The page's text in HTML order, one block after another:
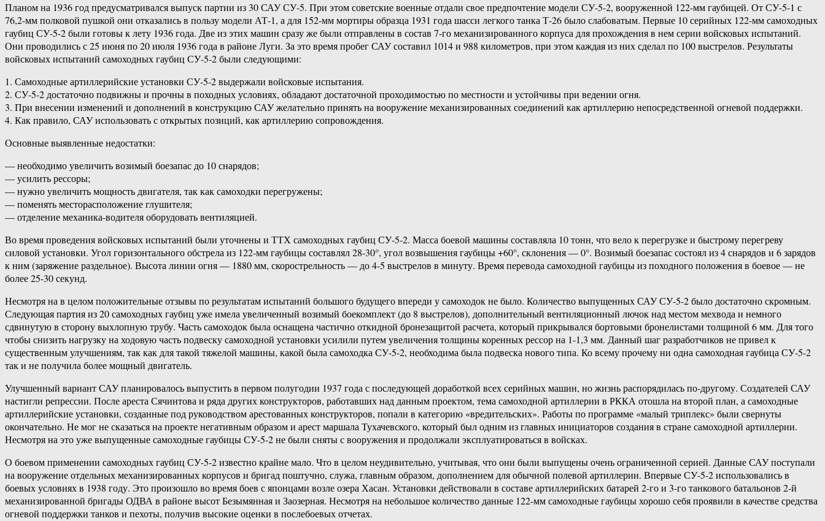
Планом на 1936 год предусматривался выпуск партии из 30 САУ СУ-5. При этом советские военные отдали свое предпочтение модели СУ-5-2, вооруженной 122-мм гаубицей. От СУ-5-1 с
76,2-мм полковой пушкой они отказались в пользу модели АТ-1, а для 152-мм мортиры образца 1931 года шасси легкого танка Т-26 было слабоватым. Первые 10 серийных 122-мм самоходных
гаубиц СУ-5-2 были готовы к лету 1936 года. Две из этих машин сразу же были отправлены в состав 7-го механизированного корпуса для прохождения в нем серии войсковых испытаний.
Они проводились с 25 июня по 20 июля 1936 года в районе Луги. За это время пробег САУ составил 1014 и 988 километров, при этом каждая из них сделал по 100 выстрелов. Результаты
войсковых испытаний самоходных гаубиц СУ-5-2 были следующими:
1. Самоходные артиллерийские установки СУ-5-2 выдержали войсковые испытания.
2. СУ-5-2 достаточно подвижны и прочны в походных условиях, обладают достаточной проходимостью по местности и устойчивы при ведении огня.
3. При внесении изменений и дополнений в конструкцию САУ желательно принять на вооружение механизированных соединений как артиллерию непосредственной огневой поддержки.
4. Как правило, САУ использовать с открытых позиций, как артиллерию сопровождения.
Основные выявленные недостатки:
— необходимо увеличить возимый боезапас до 10 снарядов;
— усилить рессоры;
— нужно увеличить мощность двигателя, так как самоходки перегружены;
— поменять месторасположение глушителя;
— отделение механика-водителя оборудовать вентиляцией.
Во время проведения войсковых испытаний были уточнены и ТТХ самоходных гаубиц СУ-5-2. Масса боевой машины составляла 10 тонн, что вело к перегрузке и быстрому перегреву
силовой установки. Угол горизонтального обстрела из 122-мм гаубицы составлял 28-30°, угол возвышения гаубицы +60°, склонения — 0°. Возимый боезапас состоял из 4 снарядов и 6 зарядов
к ним (заряжение раздельное). Высота линии огня — 1880 мм, скорострельность — до 4-5 выстрелов в минуту. Время перевода самоходной гаубицы из походного положения в боевое — не
более 25-30 секунд.
Несмотря на в целом положительные отзывы по результатам испытаний большого будущего впереди у самоходок не было. Количество выпущенных САУ СУ-5-2 было достаточно скромным.
Следующая партия из 20 самоходных гаубиц уже имела увеличенный возимый боекомплект (до 8 выстрелов), дополнительный вентиляционный лючок над местом мехвода и немного
сдвинутую в сторону выхлопную трубу. Часть самоходок была оснащена частично откидной бронезащитой расчета, который прикрывался бортовыми бронелистами толщиной 6 мм. Для того
чтобы снизить нагрузку на ходовую часть подвеску самоходной установки усилили путем увеличения толщины коренных рессор на 1-1,3 мм. Данный шаг разработчиков не привел к
существенным улучшениям, так как для такой тяжелой машины, какой была самоходка СУ-5-2, необходима была подвеска нового типа. Ко всему прочему ни одна самоходная гаубица СУ-5-2
так и не получила более мощный двигатель.
Улучшенный вариант САУ планировалось выпустить в первом полугодии 1937 года с последующей доработкой всех серийных машин, но жизнь распорядилась по-другому. Создателей САУ
настигли репрессии. После ареста Сячинтова и ряда других конструкторов, работавших над данным проектом, тема самоходной артиллерии в РККА отошла на второй план, а самоходные
артиллерийские установки, созданные под руководством арестованных конструкторов, попали в категорию «вредительских». Работы по программе «малый триплекс» были свернуты
окончательно. Не мог не сказаться на проекте негативным образом и арест маршала Тухачевского, который был одним из главных инициаторов создания в стране самоходной артиллерии.
Несмотря на это уже выпущенные самоходные гаубицы СУ-5-2 не были сняты с вооружения и продолжали эксплуатироваться в войсках.
О боевом применении самоходных гаубиц СУ-5-2 известно крайне мало. Что в целом неудивительно, учитывая, что они были выпущены очень ограниченной серией. Данные САУ поступали
на вооружение отдельных механизированных корпусов и бригад поштучно, служа, главным образом, дополнением для обычной полевой артиллерии. Впервые СУ-5-2 использовались в
боевых условиях в 1938 году. Это произошло во время боев с японцами возле озера Хасан. Установки действовали в составе артиллерийских батарей 2-го и 3-го танкового батальонов 2-й
механизированной бригады ОДВА в районе высот Безымянная и Заозерная. Несмотря на небольшое количество данные 122-мм самоходные гаубицы хорошо себя проявили в качестве средства
огневой поддержки танков и пехоты, получив высокие оценки в послебоевых отчетах.